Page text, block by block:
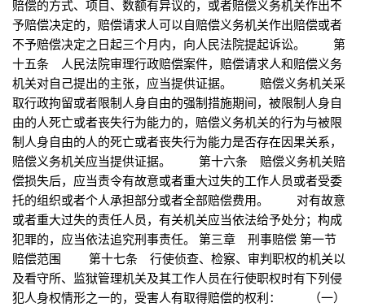
赔偿的方式、项目、数额有异议的，或者赔偿义务机关作出不
予赔偿决定的，赔偿请求人可以自赔偿义务机关作出赔偿或者
不予赔偿决定之日起三个月内，向人民法院提起诉讼。 第
十五条 人民法院审理行政赔偿案件，赔偿请求人和赔偿义务
机关对自己提出的主张，应当提供证据。 赔偿义务机关采
取行政拘留或者限制人身自由的强制措施期间，被限制人身自
由的人死亡或者丧失行为能力的，赔偿义务机关的行为与被限
制人身自由的人的死亡或者丧失行为能力是否存在因果关系，
赔偿义务机关应当提供证据。 第十六条 赔偿义务机关赔
偿损失后，应当责令有故意或者重大过失的工作人员或者受委
托的组织或者个人承担部分或者全部赔偿费用。 对有故意
或者重大过失的责任人员，有关机关应当依法给予处分；构成
犯罪的，应当依法追究刑事责任。 第三章 刑事赔偿 第一节
赔偿范围 第十七条 行使侦查、检察、审判职权的机关以
及看守所、监狱管理机关及其工作人员在行使职权时有下列侵
犯人身权情形之一的，受害人有取得赔偿的权利： （一）